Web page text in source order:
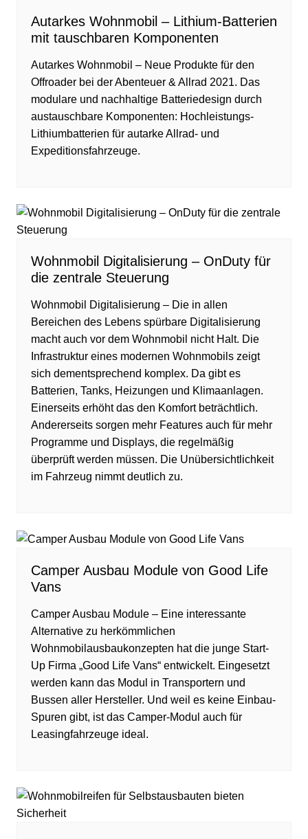
Autarkes Wohnmobil – Lithium-Batterien
mit tauschbaren Komponenten
Autarkes Wohnmobil – Neue Produkte für den
Offroader bei der Abenteuer & Allrad 2021. Das
modulare und nachhaltige Batteriedesign durch
austauschbare Komponenten: Hochleistungs-
Lithiumbatterien für autarke Allrad- und
Expeditionsfahrzeuge.
Wohnmobil Digitalisierung – OnDuty für
die zentrale Steuerung
Wohnmobil Digitalisierung – Die in allen
Bereichen des Lebens spürbare Digitalisierung
macht auch vor dem Wohnmobil nicht Halt. Die
Infrastruktur eines modernen Wohnmobils zeigt
sich dementsprechend komplex. Da gibt es
Batterien, Tanks, Heizungen und Klimaanlagen.
Einerseits erhöht das den Komfort beträchtlich.
Andererseits sorgen mehr Features auch für mehr
Programme und Displays, die regelmäßig
überprüft werden müssen. Die Unübersichtlichkeit
im Fahrzeug nimmt deutlich zu.
Camper Ausbau Module von Good Life
Vans
Camper Ausbau Module – Eine interessante
Alternative zu herkömmlichen
Wohnmobilausbaukonzepten hat die junge Start-
Up Firma „Good Life Vans“ entwickelt. Eingesetzt
werden kann das Modul in Transportern und
Bussen aller Hersteller. Und weil es keine Einbau-
Spuren gibt, ist das Camper-Modul auch für
Leasingfahrzeuge ideal.